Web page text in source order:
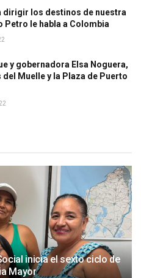
dirigir los destinos de nuestra
Petro le habla a Colombia
y gobernadora Elsa Noguera,
Muelle y la Plaza de Puerto
inicia el sexto ciclo de
Mayor